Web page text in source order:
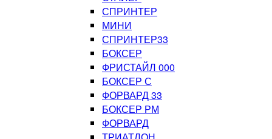
СПРИНТЕР
МИНИ
СПРИНТЕР33
БОКСЕР
ФРИСТАЙЛ 000
БОКСЕР С
ФОРВАРД 33
БОКСЕР РМ
ФОРВАРД